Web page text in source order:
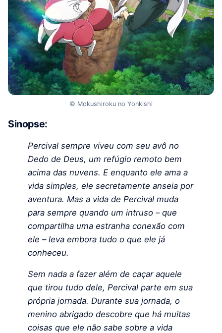
© Mokushiroku no Yonkishi
Sinopse:
Percival sempre viveu com seu avô no
Dedo de Deus, um refúgio remoto bem
acima das nuvens. E enquanto ele ama a
vida simples, ele secretamente anseia por
aventura. Mas a vida de Percival muda
para sempre quando um intruso – que
compartilha uma estranha conexão com
ele – leva embora tudo o que ele já
conheceu.
Sem nada a fazer além de caçar aquele
que tirou tudo dele, Percival parte em sua
própria jornada. Durante sua jornada, o
menino abrigado descobre que há muitas
coisas que ele não sabe sobre a vida